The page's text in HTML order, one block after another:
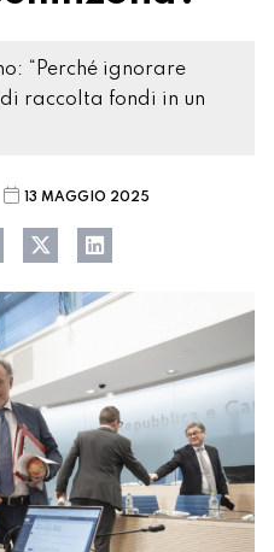
“Perché ignorare
raccolta fondi in un
13 MAGGIO 2025